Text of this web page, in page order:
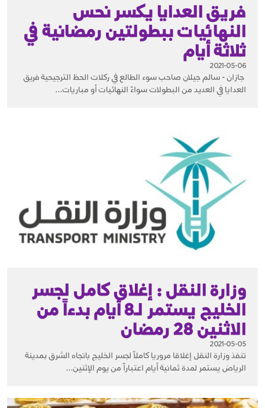
فريق العدايا يكسر نحس
النهائيات ببطولتين رمضانية في
ثلاثة أيام
2021-05-06
جازان - سالم جيلان صاحب سوء الطالع في ركلات الحظ الترجيحية فريق
العدايا في العديد من البطولات سواءً النهائيات أو مباريات...
وزارة النقل : إغلاق كامل لجسر
الخليج يستمر لـ8 أيام بدءاً من
الاثنين 28 رمضان
2021-05-05
تنفذ وزارة النقل إغلاقا مروريا كاملاً لجسر الخليج باتجاه الشرق بمدينة
الرياض يستمر لمدة ثمانية أيام اعتباراً من يوم الإثنين...